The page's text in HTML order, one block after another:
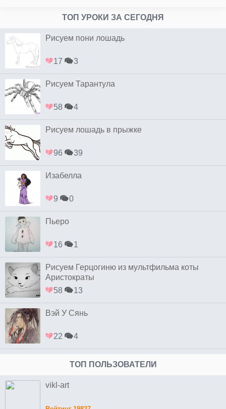
ТОП УРОКИ ЗА СЕГОДНЯ
Рисуем пони лошадь
17 3
Рисуем Тарантула
58 4
Рисуем лошадь в прыжке
96 39
Изабелла
9 0
Пьеро
16 1
Рисуем Герцогиню из мультфильма коты
Аристократы
58
13
Вэй У Сянь
22 4
ТОП ПОЛЬЗОВАТЕЛИ
vikl-art